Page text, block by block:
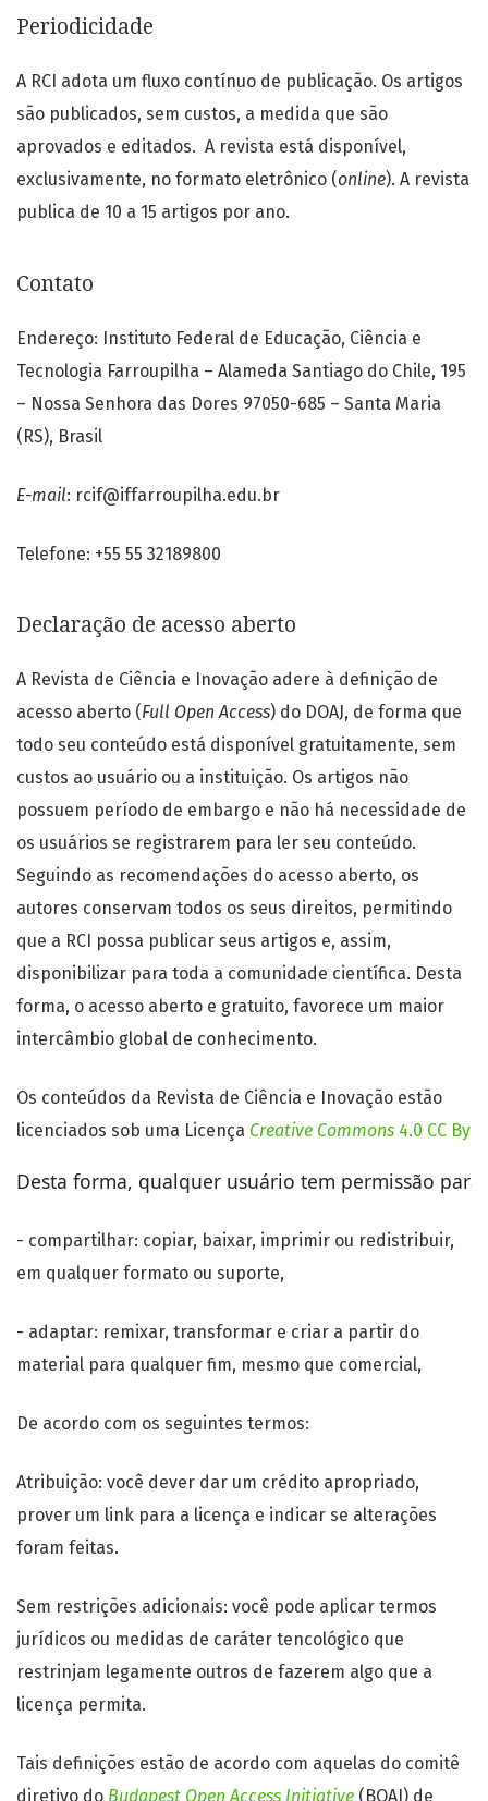
Periodicidade
A RCI adota um fluxo contínuo de publicação. Os artigos
são publicados, sem custos, a medida que são
aprovados e editados. A revista está disponível,
exclusivamente, no formato eletrônico (online). A revista
publica de 10 a 15 artigos por ano.
Contato
Endereço: Instituto Federal de Educação, Ciência e
Tecnologia Farroupilha – Alameda Santiago do Chile, 195
– Nossa Senhora das Dores 97050-685 – Santa Maria
(RS), Brasil
E-mail: rcif@iffarroupilha.edu.br
Telefone: +55 55 32189800
Declaração de acesso aberto
A Revista de Ciência e Inovação adere à definição de
acesso aberto (Full Open Access) do DOAJ, de forma que
todo seu conteúdo está disponível gratuitamente, sem
custos ao usuário ou a instituição. Os artigos não
possuem período de embargo e não há necessidade de
os usuários se registrarem para ler seu conteúdo.
Seguindo as recomendações do acesso aberto, os
autores conservam todos os seus direitos, permitindo
que a RCI possa publicar seus artigos e, assim,
disponibilizar para toda a comunidade científica. Desta
forma, o acesso aberto e gratuito, favorece um maior
intercâmbio global de conhecimento.
Os conteúdos da Revista de Ciência e Inovação estão
licenciados sob uma Licença Creative Commons 4.0 CC By
Desta forma, qualquer usuário tem permissão
- compartilhar: copiar, baixar, imprimir ou redistribuir,
em qualquer formato ou suporte,
- adaptar: remixar, transformar e criar a partir do
material para qualquer fim, mesmo que comercial,
De acordo com os seguintes termos:
Atribuição: você dever dar um crédito apropriado,
prover um link para a licença e indicar se alterações
foram feitas.
Sem restrições adicionais: você pode aplicar termos
jurídicos ou medidas de caráter tencológico que
restrinjam legamente outros de fazerem algo que a
licença permita.
Tais definições estão de acordo com aquelas do comitê
diretivo do Budapest Open Access Initiative (BOAI) de